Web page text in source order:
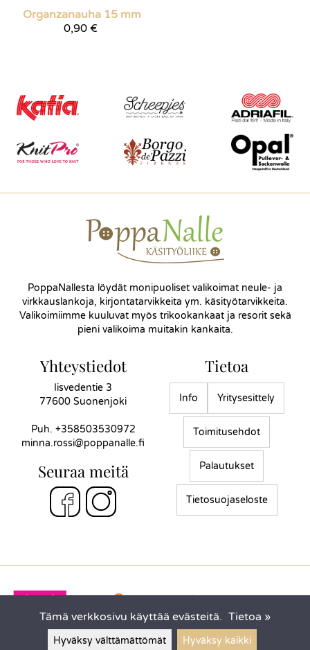
Organzanauha 15 mm
0,90 €
PoppaNallesta löydät monipuoliset valikoimat neule- ja
virkkauslankoja, kirjontatarvikkeita ym. käsityötarvikkeita.
Valikoimiimme kuuluvat myös trikookankaat ja resorit sekä
pieni valikoima muitakin kankaita.
Yhteystiedot
Iisvedentie 3
77600 Suonenjoki
Puh. +358503530972
minna.rossi@poppanalle.fi
Seuraa meitä
Tietoa
Info Yritysesittely
Toimitusehdot
Palautukset
Tietosuojaseloste
Tämä verkkosivu käyttää evästeitä. Tietoa »
Hyväksy välttämättömät Hyväksy kaikki